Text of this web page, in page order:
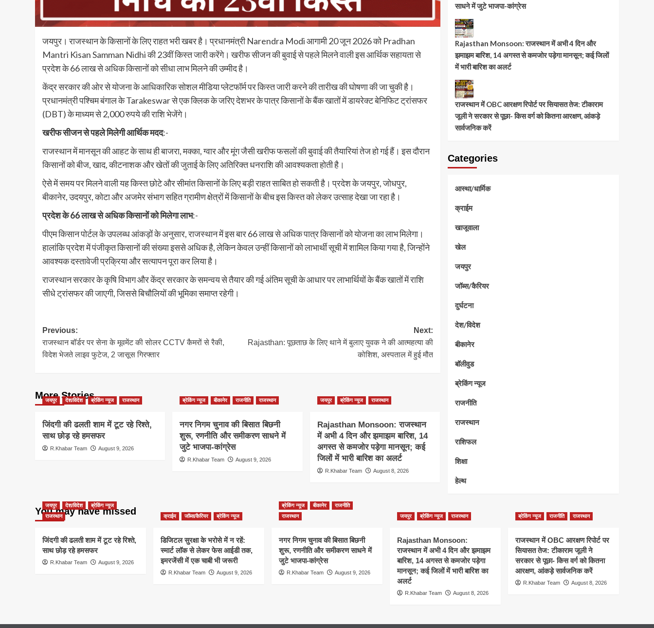
जयपुर। राजस्थान के किसानों के लिए राहत भरी खबर है। प्रधानमंत्री Narendra Modi आगामी 20 जून 2026 को Pradhan
Mantri Kisan Samman Nidhi की 23वीं किस्त जारी करेंगे। खरीफ सीजन की बुवाई से पहले मिलने वाली इस आर्थिक सहायता से
प्रदेश के 66 लाख से अधिक किसानों को सीधा लाभ मिलने की उम्मीद है।
केंद्र सरकार की ओर से योजना के आधिकारिक सोशल मीडिया प्लेटफॉर्म पर किस्त जारी करने की तारीख की घोषणा की जा चुकी है।
प्रधानमंत्री पश्चिम बंगाल के Tarakeswar से एक क्लिक के जरिए देशभर के पात्र किसानों के बैंक खातों में डायरेक्ट बेनिफिट ट्रांसफर
(DBT) के माध्यम से 2,000 रुपये की राशि भेजेंगे।
खरीफ सीजन से पहले मिलेगी आर्थिक मदद:-
राजस्थान में मानसून की आहट के साथ ही बाजरा, मक्का, ग्वार और मूंग जैसी खरीफ फसलों की बुवाई की तैयारियां तेज हो गई हैं। इस दौरान
किसानों को बीज, खाद, कीटनाशक और खेतों की जुताई के लिए अतिरिक्त धनराशि की आवश्यकता होती है।
ऐसे में समय पर मिलने वाली यह किस्त छोटे और सीमांत किसानों के लिए बड़ी राहत साबित हो सकती है। प्रदेश के जयपुर, जोधपुर,
बीकानेर, उदयपुर, कोटा और अजमेर संभाग सहित ग्रामीण क्षेत्रों में किसानों के बीच इस किस्त को लेकर उत्साह देखा जा रहा है।
प्रदेश के 66 लाख से अधिक किसानों को मिलेगा लाभ:-
पीएम किसान पोर्टल के उपलब्ध आंकड़ों के अनुसार, राजस्थान में इस बार 66 लाख से अधिक पात्र किसानों को योजना का लाभ मिलेगा।
हालांकि प्रदेश में पंजीकृत किसानों की संख्या इससे अधिक है, लेकिन केवल उन्हीं किसानों को लाभार्थी सूची में शामिल किया गया है, जिन्होंने
आवश्यक दस्तावेजी प्रक्रिया और सत्यापन पूरा कर लिया है।
राजस्थान सरकार के कृषि विभाग और केंद्र सरकार के समन्वय से तैयार की गई अंतिम सूची के आधार पर लाभार्थियों के बैंक खातों में राशि
सीधे ट्रांसफर की जाएगी, जिससे बिचौलियों की भूमिका समाप्त रहेगी।
Post
navigation
Previous:
राजस्थान बॉर्डर पर सेना के मूवमेंट की सोलर CCTV कैमरों से रैकी,
विदेश भेजते लाइव फुटेज, 2 जासूस गिरफ्तार
Next:
Rajasthan: पूछताछ के लिए थाने में बुलाए युवक ने की आत्महत्या की
कोशिश, अस्पताल में हुई मौत
More Stories
जयपुर देश/विदेश ब्रेकिंग न्यूज राजस्थान
जिंदगी की ढलती शाम में टूट रहे रिश्ते,
साथ छोड़ रहे हमसफर
R.Khabar Team August 9, 2026
ब्रेकिंग न्यूज बीकानेर राजनीति राजस्थान
नगर निगम चुनाव की बिसात बिछनी
शुरू, रणनीति और समीकरण साधने में
जुटे भाजपा-कांग्रेस
R.Khabar Team August 9, 2026
जयपुर ब्रेकिंग न्यूज राजस्थान
Rajasthan Monsoon: राजस्थान
में अभी 4 दिन और झमाझम बारिश, 14
अगस्त से कमजोर पड़ेगा मानसून; कई
जिलों में भारी बारिश का अलर्ट
R.Khabar Team August 8, 2026
साधने में जुटे भाजपा-कांग्रेस
Rajasthan Monsoon: राजस्थान में अभी 4 दिन और
झमाझम बारिश, 14 अगस्त से कमजोर पड़ेगा मानसून; कई जिलों
में भारी बारिश का अलर्ट
राजस्थान में OBC आरक्षण रिपोर्ट पर सियासत तेज: टीकाराम
जूली ने सरकार से पूछा- किस वर्ग को कितना आरक्षण, आंकड़े
सार्वजनिक करें
Categories
आस्था/धार्मिक
क्राईम
खाजूवाला
खेल
जयपुर
जॉब्स/कैरियर
दुर्घटना
देश/विदेश
बीकानेर
बॉलीवुड
ब्रेकिंग न्यूज
राजनीति
राजस्थान
राशिफल
शिक्षा
हेल्थ
You may have missed
जयपुर देश/विदेश
ब्रेकिंग न्यूज
राजस्थान
जिंदगी की ढलती शाम में टूट रहे रिश्ते,
साथ छोड़ रहे हमसफर
R.Khabar Team August 9, 2026
क्राईम जॉब्स/कैरियर ब्रेकिंग न्यूज
डिजिटल सुरक्षा के भरोसे में न रहें:
स्मार्ट लॉक से लेकर फेस आईडी तक,
इमरजेंसी में एक चाबी भी जरूरी
R.Khabar Team August 9, 2026
ब्रेकिंग न्यूज बीकानेर
राजनीति
राजस्थान
नगर निगम चुनाव की बिसात बिछनी
शुरू, रणनीति और समीकरण साधने में
जुटे भाजपा-कांग्रेस
R.Khabar Team August 9, 2026
जयपुर ब्रेकिंग न्यूज राजस्थान
Rajasthan Monsoon:
राजस्थान में अभी 4 दिन और झमाझम
बारिश, 14 अगस्त से कमजोर पड़ेगा
मानसून; कई जिलों में भारी बारिश का
अलर्ट
R.Khabar Team August 8, 2026
ब्रेकिंग न्यूज राजनीति राजस्थान
राजस्थान में OBC आरक्षण रिपोर्ट पर
सियासत तेज: टीकाराम जूली ने
सरकार से पूछा- किस वर्ग को कितना
आरक्षण, आंकड़े सार्वजनिक करें
R.Khabar Team August 8, 2026